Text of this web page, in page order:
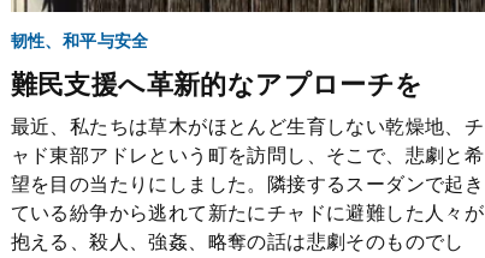
韧性、和平与安全
難民支援へ革新的なアプローチを
最近、私たちは草木がほとんど生育しない乾燥地、チ
ャド東部アドレという町を訪問し、そこで、悲劇と希
望を目の当たりにしました。隣接するスーダンで起き
ている紛争から逃れて新たにチャドに避難した人々が
抱える、殺人、強姦、略奪の話は悲劇そのものでし